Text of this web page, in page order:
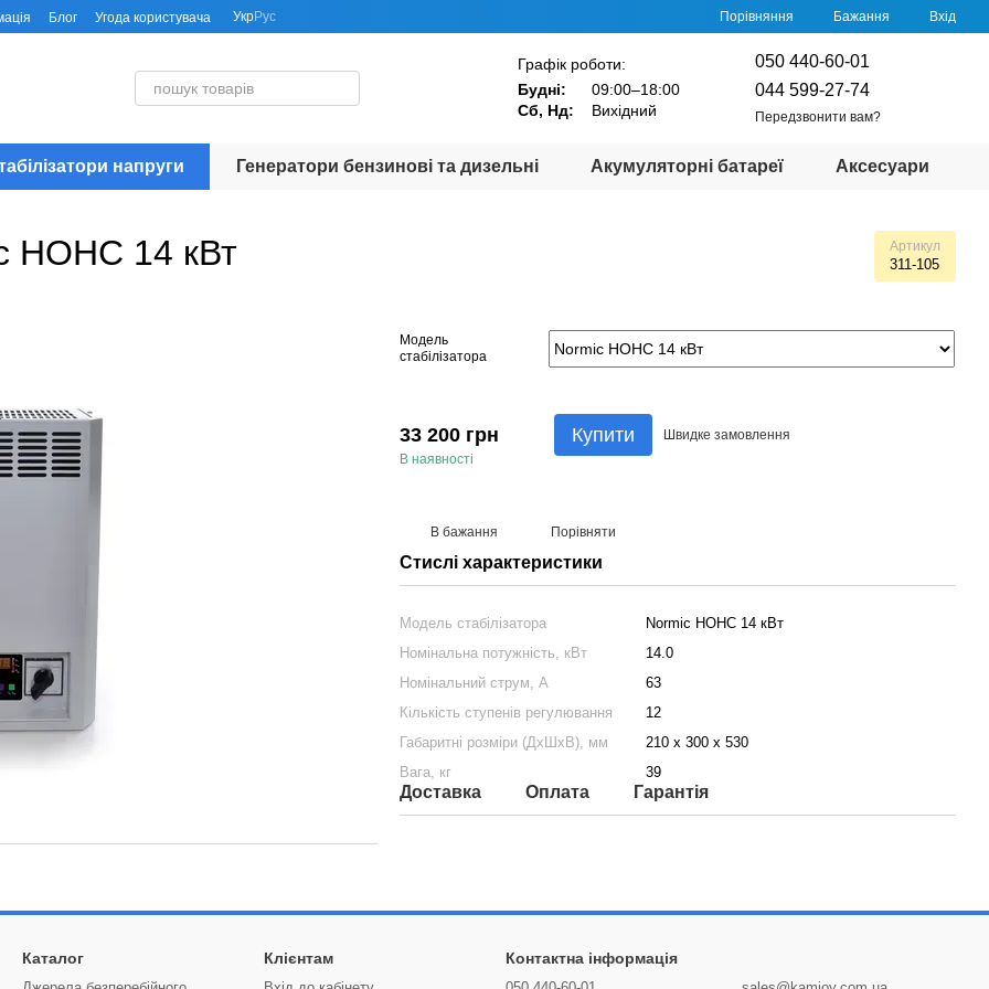
Блог Угода користувача УкрРус Порівняння Бажання Вхід
Графік роботи:
Будні:
09:00–18:00
Сб, Нд:
Вихідний
050 440-60-01
044 599-27-74
Передзвонити вам?
напруги Генератори бензинові та дизельні Акумуляторні батареї Аксесуари
НОНС 14 кВт Артикул
311-105
Модель
стабілізатора
33 200 грн
В наявності
Купити Швидкезамовлення
В бажання Порівняти
Стислі характеристики
Модель стабілізатора
Normic НОНС 14 кВт
Номінальна потужність, кВт
14.0
Номінальний струм, А
63
Кількість ступенів регулювання
12
Габаритні розміри (ДхШхВ), мм
210 x 300 x 530
Вага, кг
39
Доставка Оплата Гарантія
Каталог Клієнтам Контактна інформація